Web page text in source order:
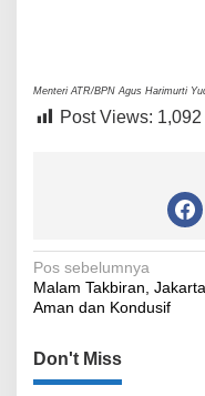
Menteri ATR/BPN Agus Harimurti
Post Views: 1,092
Navigasi
pos
Pos sebelumnya
Malam Takbiran, Jakarta
Aman dan Kondusif
Don't Miss